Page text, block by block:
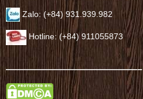
Zalo: (+84) 931.939.982
Hotline: (+84) 911055873
——————————————–